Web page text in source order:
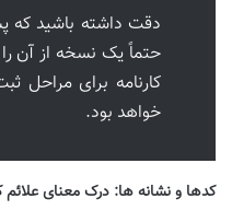
دقت داشته باشید که
حتماً یک نسخه از آن را
کارنامه برای مراحل
خواهد بود.
کدها و نشانه ها: درک معنای علائم